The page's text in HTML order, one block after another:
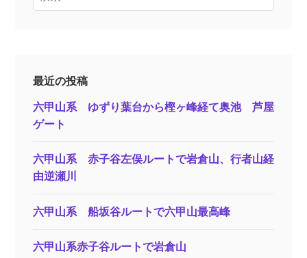
索:
最近の投稿
六甲山系 ゆずり葉台から樫ヶ峰経て奥池 芦屋
ゲート
六甲山系 赤子谷左俣ルートで岩倉山、行者山経
由逆瀬川
六甲山系 船坂谷ルートで六甲山最高峰
六甲山系赤子谷ルートで岩倉山